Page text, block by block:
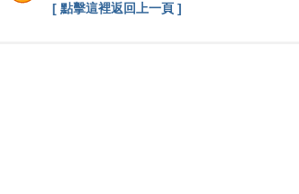
[ 點擊這裡返回上一頁 ]